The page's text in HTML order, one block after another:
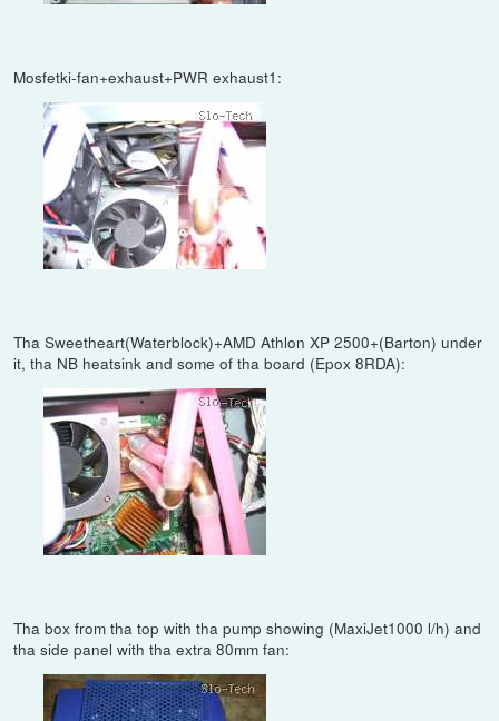
Mosfetki-fan+exhaust+PWR exhaust1:
Tha Sweetheart(Waterblock)+AMD Athlon XP 2500+(Barton) under
it, tha NB heatsink and some of tha board (Epox 8RDA):
Tha box from tha top with tha pump showing (MaxiJet1000 l/h) and
tha side panel with tha extra 80mm fan: